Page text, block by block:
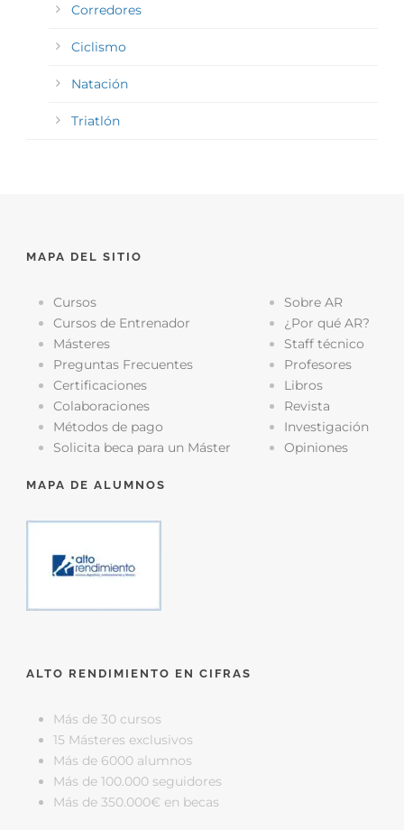
Corredores
Ciclismo
Natación
Triatlón
MAPA DEL SITIO
Cursos
Cursos de Entrenador
Másteres
Preguntas Frecuentes
Certificaciones
Colaboraciones
Métodos de pago
Solicita beca para un Máster
Sobre AR
¿Por qué AR?
Staff técnico
Profesores
Libros
Revista
Investigación
Opiniones
MAPA DE ALUMNOS
ALTO RENDIMIENTO EN CIFRAS
Más de 30 cursos
15 Másteres exclusivos
Más de 6000 alumnos
Más de 100.000 seguidores
Más de 350.000€ en becas